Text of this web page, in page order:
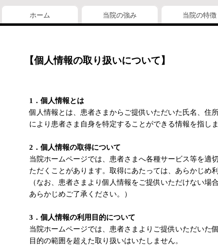
ホーム 当院の強み 当院の特徴
1．個人情報とは
個人情報とは、患者さまからご提供いただいた氏名、住
により患者さま自身を特定することができる情報を指し
2．個人情報の取得について
当院ホームページでは、患者さまへ各種サービス等を適
ただくことがあります。取得にあたっては、あらかじめ
（なお、患者さまより個人情報をご提供いただけない
あらかじめご了承ください。）
3．個人情報の利用目的について
当院ホームページでは、患者さまよりご提供いただいた
目的の範囲を超えた取り扱いはいたしません。
【個人情報の取り扱いについて】